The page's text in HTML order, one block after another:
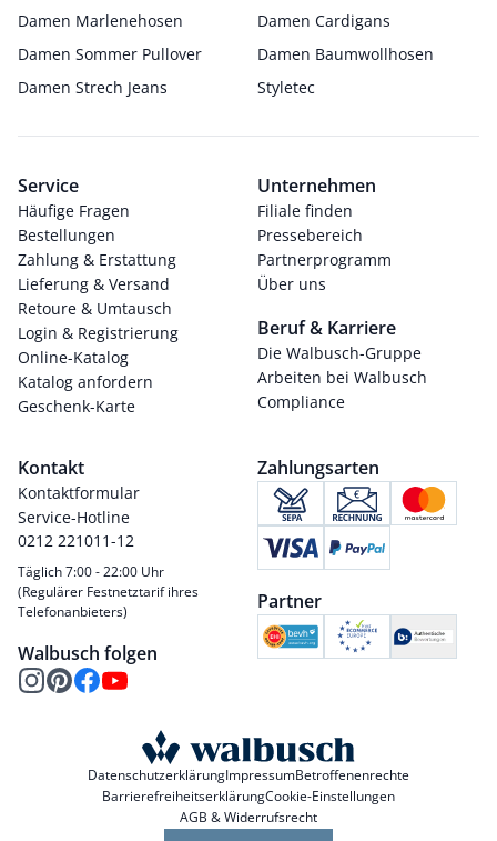
Damen Marlenehosen
Damen Cardigans
Damen Sommer Pullover
Damen Baumwollhosen
Damen Strech Jeans
Styletec
Service
Häufige Fragen
Bestellungen
Zahlung & Erstattung
Lieferung & Versand
Retoure & Umtausch
Login & Registrierung
Online-Katalog
Katalog anfordern
Geschenk-Karte
Unternehmen
Filiale finden
Pressebereich
Partnerprogramm
Über uns
Beruf & Karriere
Die Walbusch-Gruppe
Arbeiten bei Walbusch
Compliance
Kontakt
Kontaktformular
Service-Hotline
0212 221011-12
Täglich 7:00 - 22:00 Uhr
(Regulärer Festnetztarif ihres
Telefonanbieters)
Walbusch folgen
Zahlungsarten
Partner
DatenschutzerklärungImpressumBetroffenenrechte
BarrierefreiheitserklärungCookie-Einstellungen
AGB & Widerrufsrecht